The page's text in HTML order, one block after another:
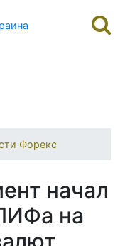
Форекс
начал
на